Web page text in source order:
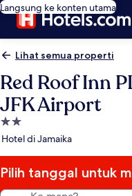
Langsung ke konten utama
Lihat semua properti
Red Roof Inn
JFK Airport
Properti
bintang
Hotel di Jamaika
Pilih tanggal untuk